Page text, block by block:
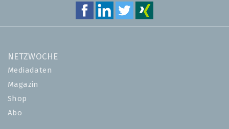
NETZWOCHE
Mediadaten
Magazin
Shop
Abo